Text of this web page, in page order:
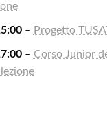
– Progetto
– Corso Junior